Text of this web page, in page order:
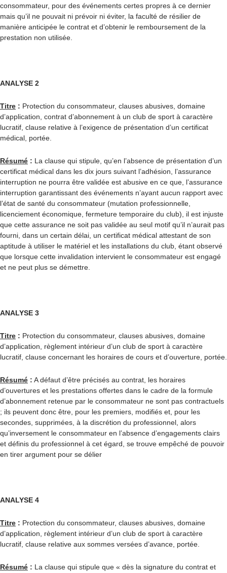
consommateur, pour des événements certes propres à ce dernier
mais qu’il ne pouvait ni prévoir ni éviter, la faculté de résilier de
manière anticipée le contrat et d’obtenir le remboursement de la
prestation non utilisée.
ANALYSE 2
Titre : Protection du consommateur, clauses abusives, domaine
d’application, contrat d’abonnement à un club de sport à caractère
lucratif, clause relative à l’exigence de présentation d’un certificat
médical, portée.
Résumé : La clause qui stipule, qu’en l’absence de présentation d’un
certificat médical dans les dix jours suivant l’adhésion, l’assurance
interruption ne pourra être validée est abusive en ce que, l’assurance
interruption garantissant des événements n’ayant aucun rapport avec
l’état de santé du consommateur (mutation professionnelle,
licenciement économique, fermeture temporaire du club), il est injuste
que cette assurance ne soit pas validée au seul motif qu’il n’aurait pas
fourni, dans un certain délai, un certificat médical attestant de son
aptitude à utiliser le matériel et les installations du club, étant observé
que lorsque cette invalidation intervient le consommateur est engagé
et ne peut plus se démettre.
ANALYSE 3
Titre : Protection du consommateur, clauses abusives, domaine
d’application, règlement intérieur d’un club de sport à caractère
lucratif, clause concernant les horaires de cours et d’ouverture, portée.
Résumé : A défaut d’être précisés au contrat, les horaires
d’ouvertures et les prestations offertes dans le cadre de la formule
d’abonnement retenue par le consommateur ne sont pas contractuels
; ils peuvent donc être, pour les premiers, modifiés et, pour les
secondes, supprimées, à la discrétion du professionnel, alors
qu’inversement le consommateur en l’absence d’engagements clairs
et définis du professionnel à cet égard, se trouve empêché de pouvoir
en tirer argument pour se délier
ANALYSE 4
Titre : Protection du consommateur, clauses abusives, domaine
d’application, règlement intérieur d’un club de sport à caractère
lucratif, clause relative aux sommes versées d’avance, portée.
Résumé : La clause qui stipule que « dès la signature du contrat et